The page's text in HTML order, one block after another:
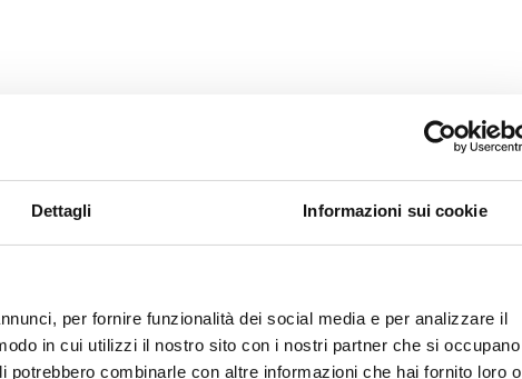
Dettagli Informazioni sui cookie
per fornire funzionalità dei social media e per analizzare il
in cui utilizzi il nostro sito con i nostri partner che si occupano
combinarle con altre informazioni che hai fornito loro o
resti che si possono ammirare per le
storico, come l’Arco dei Gavi, Porta
Nascosti negli scantinati di banche,
sotto chiese e bar, potrete scoprire i